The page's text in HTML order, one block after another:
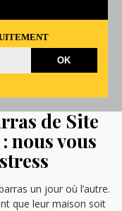
de Site
nous vous
un jour où l’autre.
que leur maison soit